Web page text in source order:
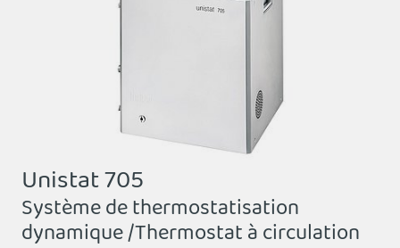
Unistat 705
Système de thermostatisation
dynamique /Thermostat à circulation